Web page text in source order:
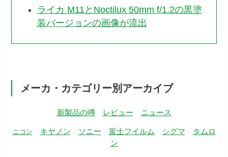
ライカ M11とNoctilux 50mm f/1.2の黒塗
装バージョンの画像が流出
メーカ・カテゴリー別アーカイブ
新製品の噂 レビュー ニュース
ニコン キヤノン ソニー 富士フイルム シグマ
タムロ
ン